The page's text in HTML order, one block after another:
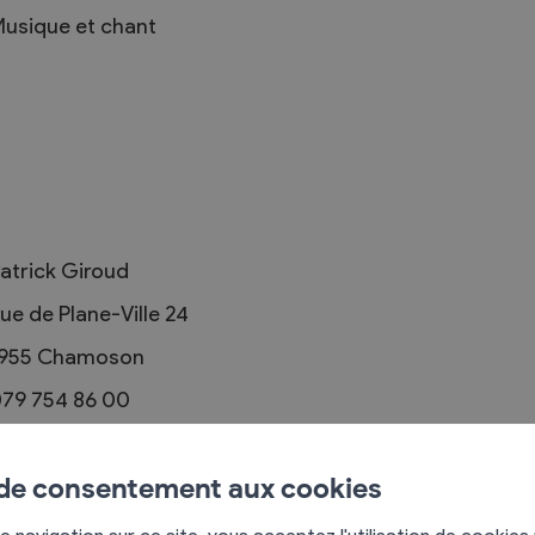
et chant
Giroud
de Plane-Ville 24
Chamoson
754 86 00
de la musique vivante ! Avec un esprit
consentement aux cookies